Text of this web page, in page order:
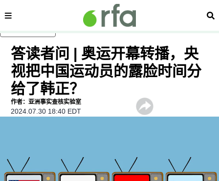
内容分类 搜
答读者问 | 奥运开幕转播，央
视把中国运动员的露脸时间分
给了韩正？
作者：亚洲事实查核实验室
2024.07.30 18:40 EDT